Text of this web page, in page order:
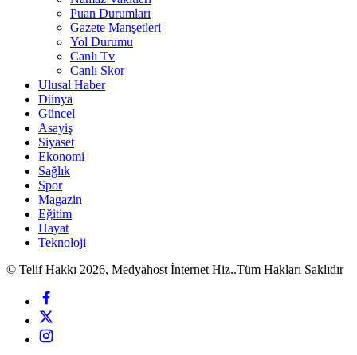
Puan Durumları
Gazete Manşetleri
Yol Durumu
Canlı Tv
Canlı Skor
Ulusal Haber
Dünya
Güncel
Asayiş
Siyaset
Ekonomi
Sağlık
Spor
Magazin
Eğitim
Hayat
Teknoloji
© Telif Hakkı 2026, Medyahost İnternet Hiz..Tüm Hakları Saklıdır